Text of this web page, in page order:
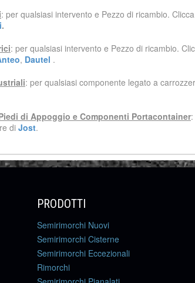
: per qualsiasi intervento e Pezzo di ricambio.
.
: per qualsiasi intervento e Pezzo di ricambio.
, Dautel .
: per qualsiasi componente legato a
di Appoggio e Componenti Portacontainer
di Jost.
PRODOTTI
Semirimorchi Nuovi
Semirimorchi Cisterne
Semirimorchi Eccezionali
Rimorchi